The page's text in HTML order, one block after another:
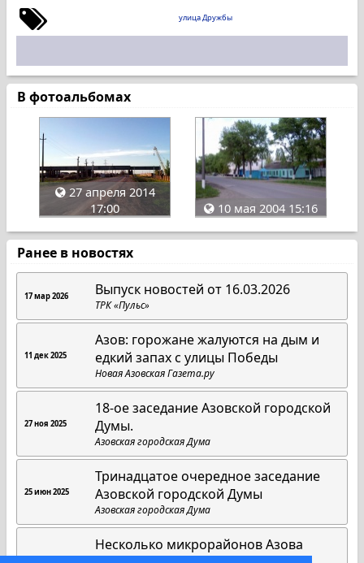
улица Дружбы
В фотоальбомах
27 апреля 2014
17:00
10 мая 2004 15:16
Ранее в новостях
17 мар 2026 Выпуск новостей от 16.03.2026
ТРК «Пульс»
11 дек 2025
Азов: горожане жалуются на дым и
едкий запах с улицы Победы
Новая Азовская Газета.ру
27 ноя 2025
18-ое заседание Азовской городской
Думы.
Азовская городская Дума
25 июн 2025
Тринадцатое очередное заседание
Азовской городской Думы
Азовская городская Дума
Несколько микрорайонов Азова